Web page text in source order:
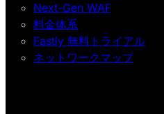
Next-Gen WAF
料金体系
Fastly 無料トライアル
ネットワークマップ